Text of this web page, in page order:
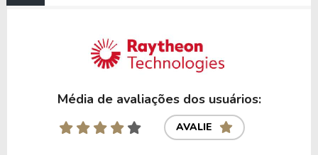
Média de avaliações dos usuários:
AVALIE